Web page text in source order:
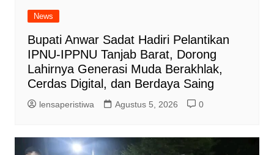
News
Bupati Anwar Sadat Hadiri Pelantikan
IPNU-IPPNU Tanjab Barat, Dorong
Lahirnya Generasi Muda Berakhlak,
Cerdas Digital, dan Berdaya Saing
lensaperistiwa Agustus 5, 2026 0